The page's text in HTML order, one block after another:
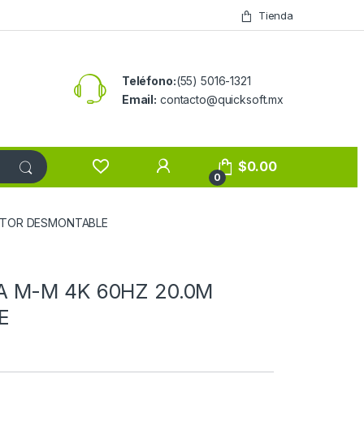
Tienda
Teléfono:(55) 5016-1321
Email: contacto@quicksoft.mx
0
$0.00
DESMONTABLE
M-M 4K 60HZ 20.0M